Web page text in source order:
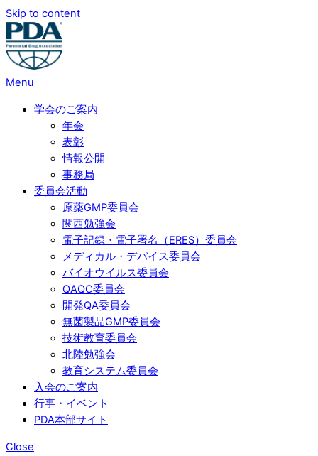
Skip to content
Menu
学会のご案内
年会
表彰
情報公開
事務局
委員会活動
原薬GMP委員会
関西勉強会
電子記録・電子署名（ERES）委員会
メディカル・デバイス委員会
バイオウイルス委員会
QAQC委員会
開発QA委員会
無菌製品GMP委員会
技術教育委員会
北陸勉強会
教育システム委員会
入会のご案内
行事・イベント
PDA本部サイト
Close